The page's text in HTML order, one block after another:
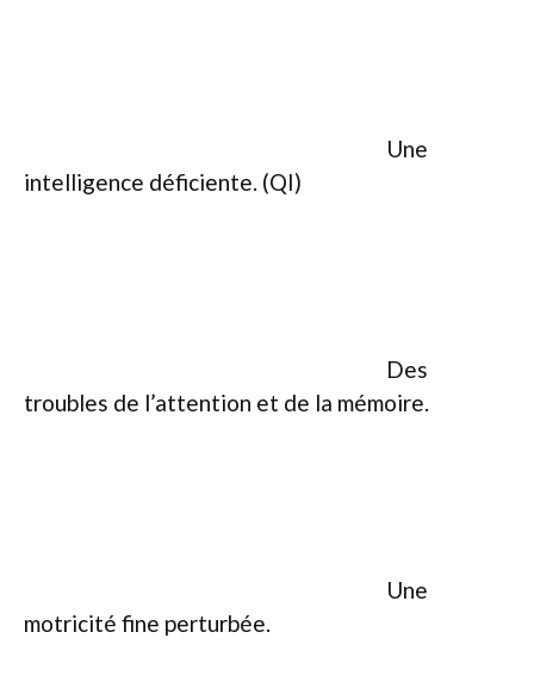
Une
intelligence déficiente. (QI)
Des
troubles de l’attention et de la mémoire.
Une
motricité fine perturbée.